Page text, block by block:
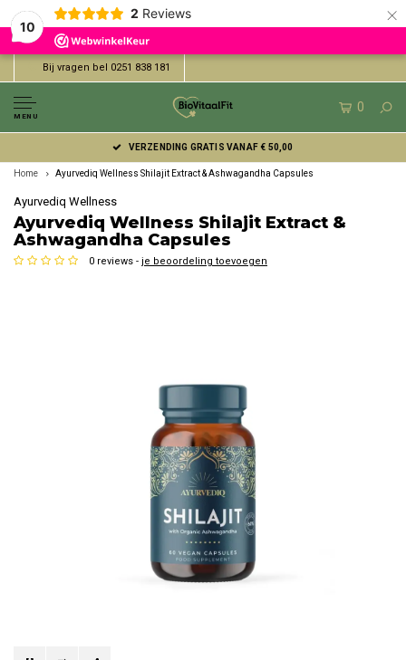
10
2 Reviews ×
Bij vragen bel 0251 838 181
MENU
0
VERZENDING GRATIS VANAF € 50,00
Home Ayurvediq Wellness Shilajit Extract & Ashwagandha Capsules
Ayurvediq Wellness
Ayurvediq Wellness Shilajit Extract &
Ashwagandha Capsules
0 reviews - je beoordeling toevoegen